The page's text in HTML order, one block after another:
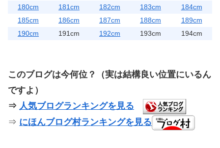
180cm
181cm 182cm 183cm
184cm
185cm
186cm 187cm 188cm
189cm
190cm
191cm 192cm 193cm 194cm
このブログは今何位？（実は結構良い位置にいるん
ですよ）
⇒ 人気ブログランキングを見る
⇒ にほんブログ村ランキングを見る